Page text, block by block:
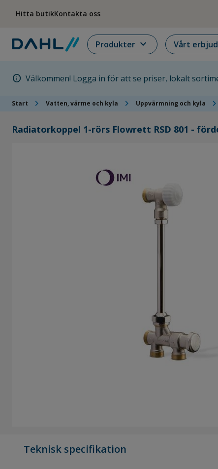
Hitta butikKontakta oss
Produkter expand_more Vårt
info Välkommen! Logga in för att se priser, lokalt
Start chevron_right Vatten, värme och kyla chevron_right Uppvärmning och kyla chevron_right
Radiatorkoppel 1-rörs Flowrett RSD 801 -
Teknisk specifikation